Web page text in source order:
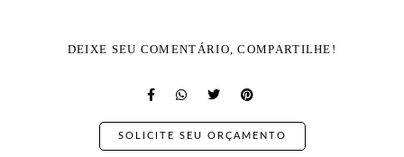
DEIXE SEU COMENTÁRIO, COMPARTILHE!
SOLICITE SEU ORÇAMENTO